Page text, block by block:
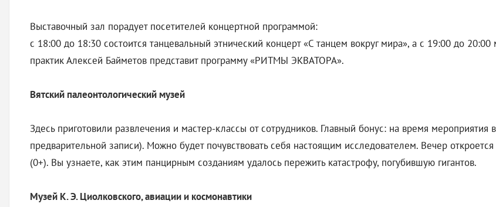
Выставочный зал порадует посетителей концертной программой:
с 18:00 до 18:30 состоится танцевальный этнический концерт «С танцем вокруг мира», а с 19:00 до
практик Алексей Байметов представит программу «РИТМЫ ЭКВАТОРА».
Вятский палеонтологический музей
Здесь приготовили развлечения и мастер-классы от сотрудников. Главный бонус: на время
предварительной записи). Можно будет почувствовать себя настоящим исследователем. Вечер
(0+). Вы узнаете, как этим панцирным созданиям удалось пережить катастрофу, погубившую гигантов.
Музей К. Э. Циолковского, авиации и космонавтики